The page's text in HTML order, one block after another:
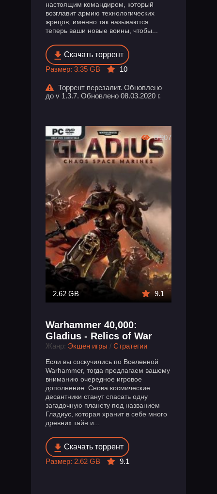
настоящим командиром, который
возглавит армию технологических
жрецов, именно так называются
теперь ваши новые воины, чтобы...
Скачать торрент
Размер: 3.35 GB
10
Торрент перезалит. Обновлено
до v 1.3.7. Обновлено 08.03.2020 г.
2.62 GB 9.1
Warhammer 40,000:
Gladius - Relics of War
Жанр: Экшен игры / Стратегии
Если вы соскучились по Вселенной
Warhammer, тогда предлагаем вашему
вниманию очередное игровое
дополнение. Снова космические
десантники станут спасать одну
загадочную планету под названием
Гладиус, которая хранит в себе много
древних тайн и...
Скачать торрент
Размер: 2.62 GB
9.1
8 907